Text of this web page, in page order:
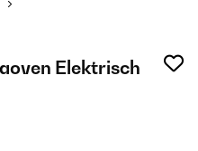
Elektrisch​